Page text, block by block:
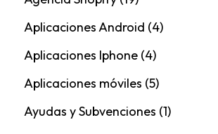
Aplicaciones Android (4)
Aplicaciones Iphone(4)
Aplicaciones móviles (5)
Ayudas y Subvenciones (1)